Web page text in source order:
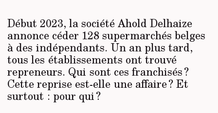
Début 2023, la société Ahold Delhaize
annonce céder 128 supermarchés belges
à des indépendants. Un an plus tard,
tous les établissements ont trouvé
repreneurs. Qui sont ces franchisés ?
Cette reprise est-elle une affaire ? Et
surtout : pour qui ?